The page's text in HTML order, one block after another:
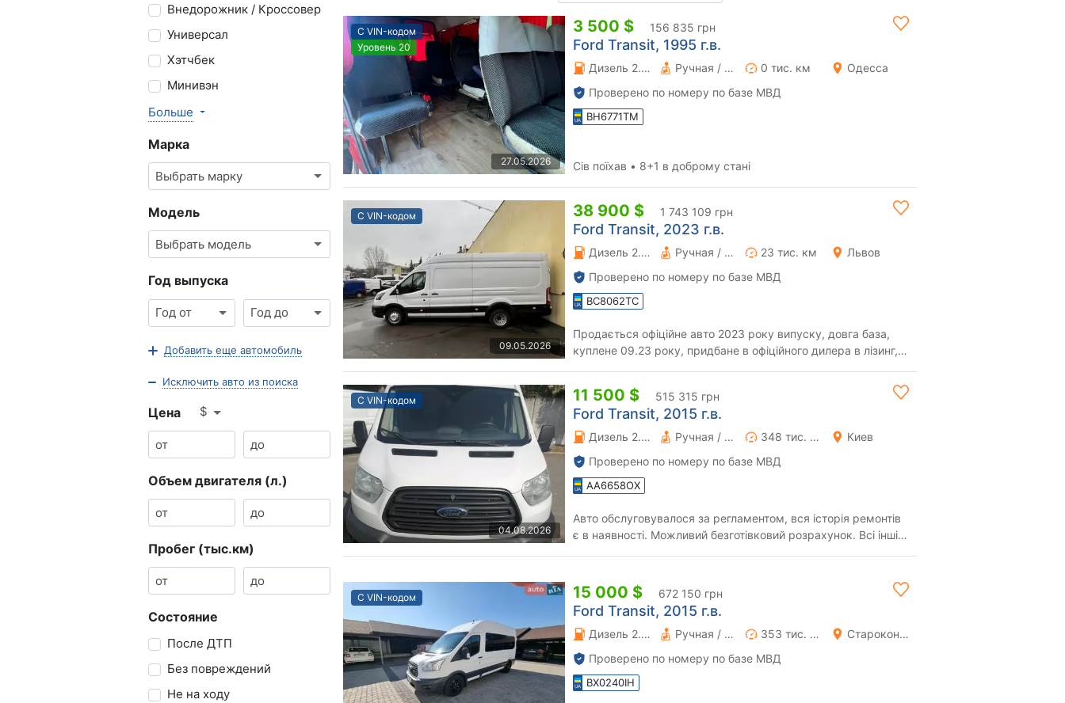
Внедорожник / Кроссовер
Универсал
Хэтчбек
Минивэн
Больше
Марка
Выбрать марку
Модель
Выбрать модель
Год выпуска
Год от Год до
Добавить еще автомобиль
Исключить авто из поиска
Цена $
Объем двигателя (л.)
Пробег (тыс.км)
Состояние
После ДТП
Без повреждений
Не на ходу
С VIN-кодом
Уровень 20
27.05.2026
3 500 $ 156 835 грн
Ford Transit, 1995 г.в.
Дизель 2.5 л. Ручная / Механика 0 тис. км
Одесса
Проверено по номеру по базе МВД
BH6771TM
Сів поїхав • 8+1 в доброму стані
С VIN-кодом
09.05.2026
38 900 $ 1 743 109 грн
Ford Transit, 2023 г.в.
Дизель 2.2 л. Ручная / Механика 23 тис. км
Львов
Проверено по номеру по базе МВД
BC8062TC
Продається офіційне авто 2023 року випуску, довга база,
куплене 09.23 року, придбане в офіційного дилера в лізинг,
С VIN-кодом
04.08.2026
11 500 $ 515 315 грн
Ford Transit, 2015 г.в.
Дизель 2.2 л. Ручная / Механика 348 тис. км
Киев
Проверено по номеру по базе МВД
AA6658OX
Авто обслуговувалося за регламентом, вся історія ремонтів
є в наявності. Можливий безготівковий розрахунок. Всі інші
С VIN-кодом 15 000 $ 672 150 грн
Ford Transit, 2015 г.в.
Дизель 2.2 л. Ручная / Механика 353 тис. км
Староконстантинов
Проверено по номеру по базе МВД
BX0240IH